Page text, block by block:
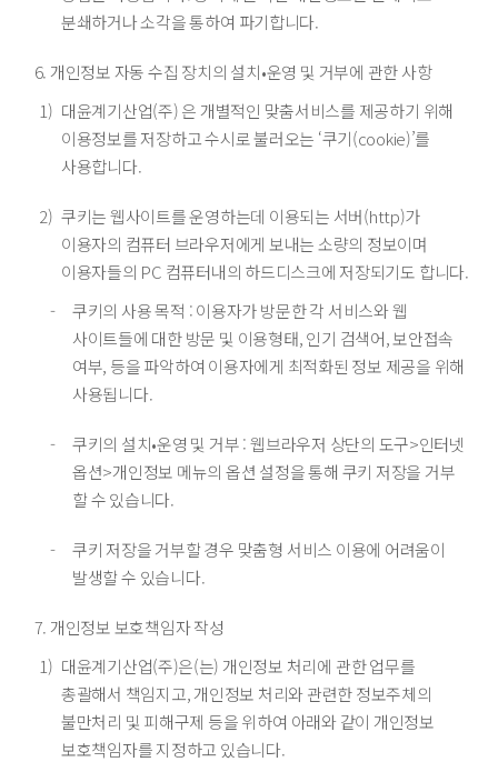
분쇄하거나 소각을 통하여 파기합니다.
개인정보 자동 수집 장치의 설치•운영 및 거부에 관한 사항
대윤계기산업(주) 은 개별적인 맞춤서비스를 제공하기 위해
이용정보를 저장하고 수시로 불러오는 ‘쿠기(cookie)’를
사용합니다.
쿠키는 웹사이트를 운영하는데 이용되는 서버(http)가
이용자의 컴퓨터 브라우저에게 보내는 소량의 정보이며
이용자들의 PC 컴퓨터내의 하드디스크에 저장되기도 합니다.
쿠키의 사용 목적 : 이용자가 방문한 각 서비스와 웹
사이트들에 대한 방문 및 이용형태, 인기 검색어, 보안접속
여부, 등을 파악하여 이용자에게 최적화된 정보 제공을 위해
사용됩니다.
쿠키의 설치•운영 및 거부 : 웹브라우저 상단의 도구>인터넷
옵션>개인정보 메뉴의 옵션 설정을 통해 쿠키 저장을 거부
할 수 있습니다.
쿠키 저장을 거부할 경우 맞춤형 서비스 이용에 어려움이
발생할 수 있습니다.
개인정보 보호책임자 작성
대윤계기산업(주)은(는) 개인정보 처리에 관한 업무를
총괄해서 책임지고, 개인정보 처리와 관련한 정보주체의
불만처리 및 피해구제 등을 위하여 아래와 같이 개인정보
보호책임자를 지정하고 있습니다.